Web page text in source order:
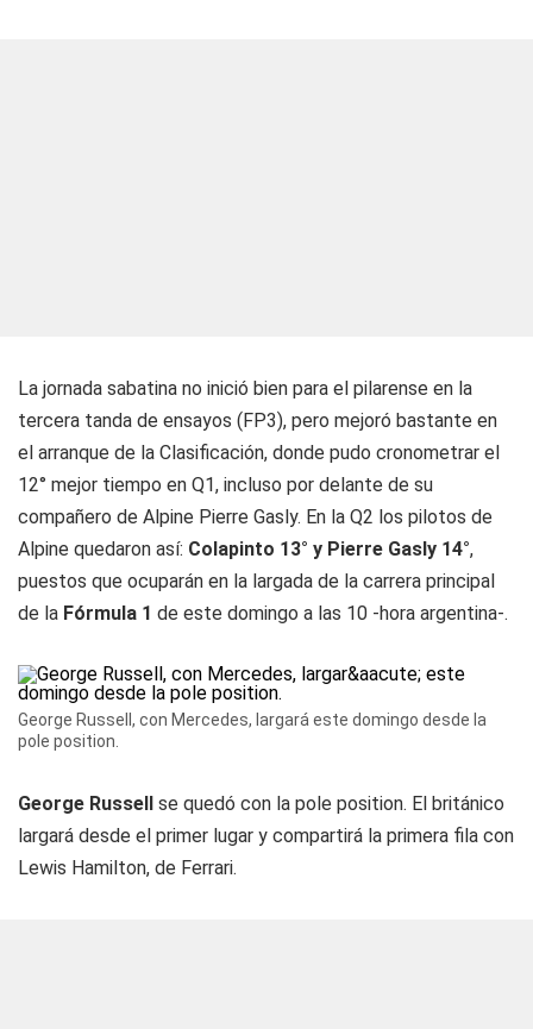
La jornada sabatina no inició bien para el pilarense en la
tercera tanda de ensayos (FP3), pero mejoró bastante en
el arranque de la Clasificación, donde pudo cronometrar el
12° mejor tiempo en Q1, incluso por delante de su
compañero de Alpine Pierre Gasly. En la Q2 los pilotos de
Alpine quedaron así: Colapinto 13° y Pierre Gasly 14°,
puestos que ocuparán en la largada de la carrera principal
de la Fórmula 1 de este domingo a las 10 -hora argentina-.
George Russell, con Mercedes, largará este domingo desde la
pole position.
George Russell se quedó con la pole position. El británico
largará desde el primer lugar y compartirá la primera fila con
Lewis Hamilton, de Ferrari.